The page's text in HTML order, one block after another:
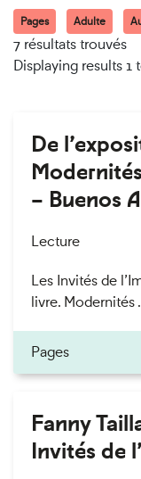
Pages Adulte
7 résultats trouvés
Displaying results 1
De
– Buenos
Lecture
Les Invités de
livre. Modernités
Pages
Fanny
Invités de